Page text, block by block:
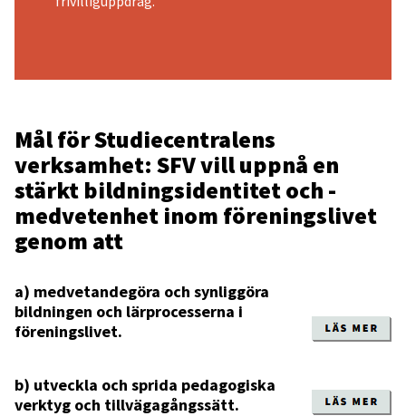
Mål för Studiecentralens
verksamhet: SFV vill uppnå en
stärkt bildningsidentitet och -
medvetenhet inom föreningslivet
genom att
a) medvetandegöra och synliggöra
bildningen och lärprocesserna i
föreningslivet.
b) utveckla och sprida pedagogiska
verktyg och tillvägagångssätt.